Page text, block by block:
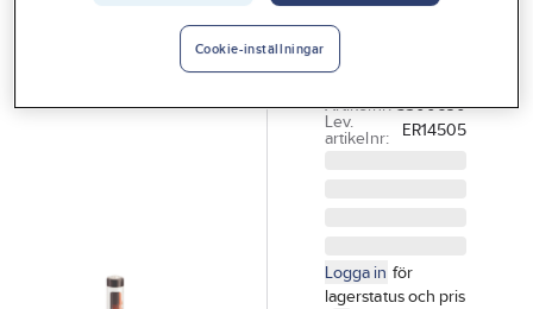
Batteri 3,6V
Artikelnr: 5300690
Lev.
artikelnr:
ER14505
Logga in för
lagerstatus och pris
Cookie-inställningar